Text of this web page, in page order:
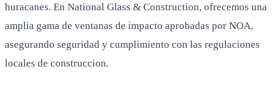
huracanes. En National Glass & Construction, ofrecemos una
amplia gama de ventanas de impacto aprobadas por NOA,
asegurando seguridad y cumplimiento con las regulaciones
locales de construccion.